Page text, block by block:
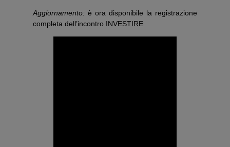
Aggiornamento: è ora disponibile la registrazione
completa dell’incontro INVESTIRE